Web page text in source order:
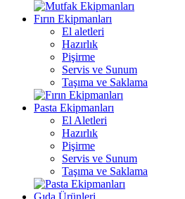
Fırın Ekipmanları
El aletleri
Hazırlık
Pişirme
Servis ve Sunum
Taşıma ve Saklama
Pasta Ekipmanları
El Aletleri
Hazırlık
Pişirme
Servis ve Sunum
Taşıma ve Saklama
Gıda Ürünleri